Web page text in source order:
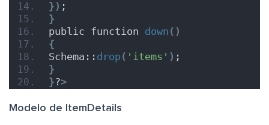
}) ;
}
public function down ()
{
Schema:: drop ( 'items' ) ;
}
}?>
Modelo de ItemDetails